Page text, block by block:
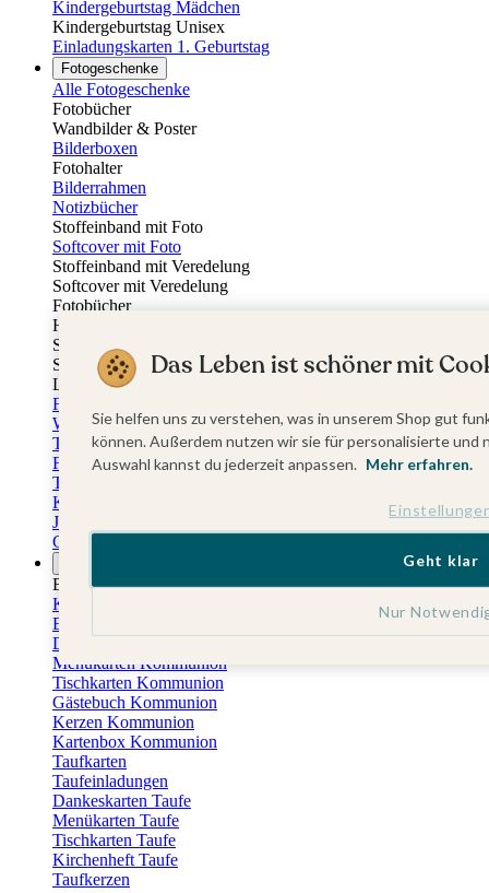
Kindergeburtstag Mädchen
Kindergeburtstag Unisex
Einladungskarten 1. Geburtstag
Fotogeschenke
Alle Fotogeschenke
Fotobücher
Wandbilder & Poster
Bilderboxen
Fotohalter
Bilderrahmen
Notizbücher
Stoffeinband mit Foto
Softcover mit Foto
Stoffeinband mit Veredelung
Softcover mit Veredelung
Fotobücher
Hardcover
Softcover
Stoffeinband
Layflat
Fotokalender
Wandkalender
Tischkalender
Familienkalender
Terminkalender
Küchenkalender
Jahresplaner
Geburtstagskalender
Eventplattform
Kommunionskarten
Einladungskarten Kommunion
Danksagung Kommunion
Menükarten Kommunion
Tischkarten Kommunion
Gästebuch Kommunion
Kerzen Kommunion
Kartenbox Kommunion
Taufkarten
Taufeinladungen
Dankeskarten Taufe
Menükarten Taufe
Tischkarten Taufe
Kirchenheft Taufe
Taufkerzen
Das Leben ist schöner mit
Sie helfen uns zu verstehen, was in unserem Shop gut
können. Außerdem nutzen wir sie für personalisierte
Auswahl kannst du jederzeit anpassen. Mehr erfahren.
Nur
Geht klar